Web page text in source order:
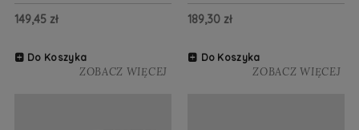
149,45 zł
Do Koszyka
ZOBACZ WIĘCEJ
189,30 zł
Do Koszyka
ZOBACZ WIĘCEJ